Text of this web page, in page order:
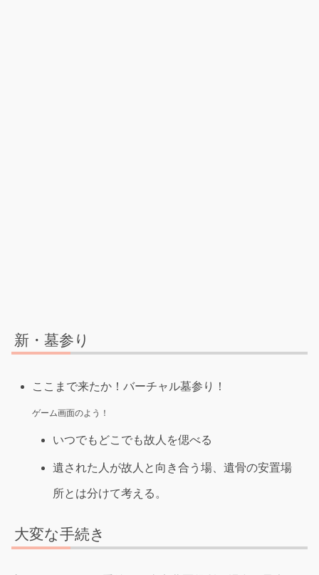
新・墓参り
ここまで来たか！バーチャル墓参り！
ゲーム画面のよう！
いつでもどこでも故人を偲べる
遺された人が故人と向き合う場、遺骨の安置場
所とは分けて考える。
大変な手続き